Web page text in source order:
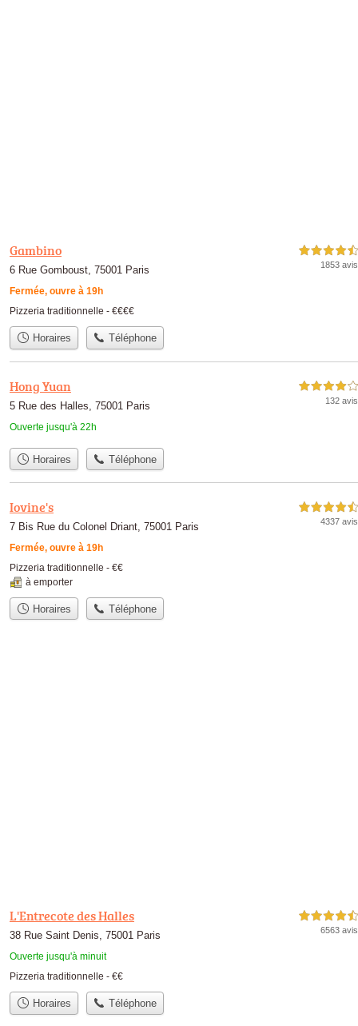
Gambino
6 Rue Gomboust, 75001 Paris
Fermée, ouvre à 19h
4,5 étoiles sur 5
1853 avis
Pizzeria traditionnelle - €€€€
Horaires Téléphone
Hong Yuan
5 Rue des Halles, 75001 Paris
Ouverte jusqu'à 22h
4,0 étoiles sur 5
132 avis
Horaires Téléphone
Iovine's
7 Bis Rue du Colonel Driant, 75001 Paris
Fermée, ouvre à 19h
4,5 étoiles sur 5
4337 avis
Pizzeria traditionnelle - €€
à emporter
Horaires Téléphone
L'Entrecote des Halles
38 Rue Saint Denis, 75001 Paris
Ouverte jusqu'à minuit
4,5 étoiles sur 5
6563 avis
Pizzeria traditionnelle - €€
Horaires Téléphone